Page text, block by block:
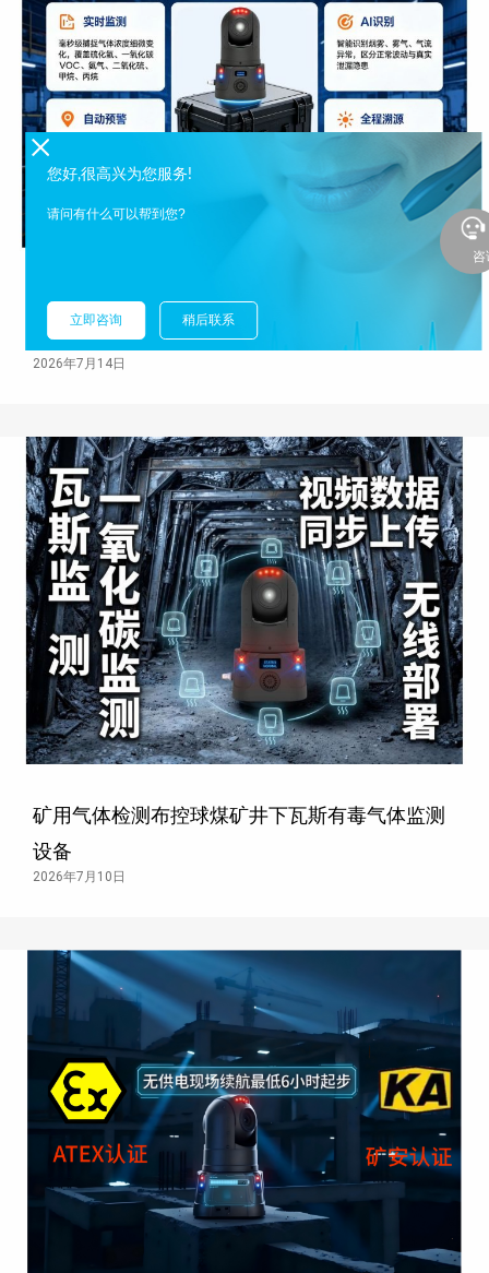
有毒有害气体监测设备AI布控球助力企业安全生
产
2026年7月14日
矿用气体检测布控球煤矿井下瓦斯有毒气体监测
设备
2026年7月10日
您好,很高兴为您服务!
请问有什么可以帮到您?
立即咨询 稍后联系
咨